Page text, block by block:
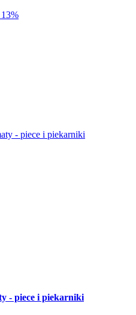
- piece i piekarniki